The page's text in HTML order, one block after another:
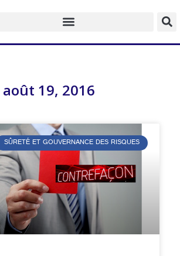
août 19, 2016
SÛRETÉ ET GOUVERNANCE DES RISQUES